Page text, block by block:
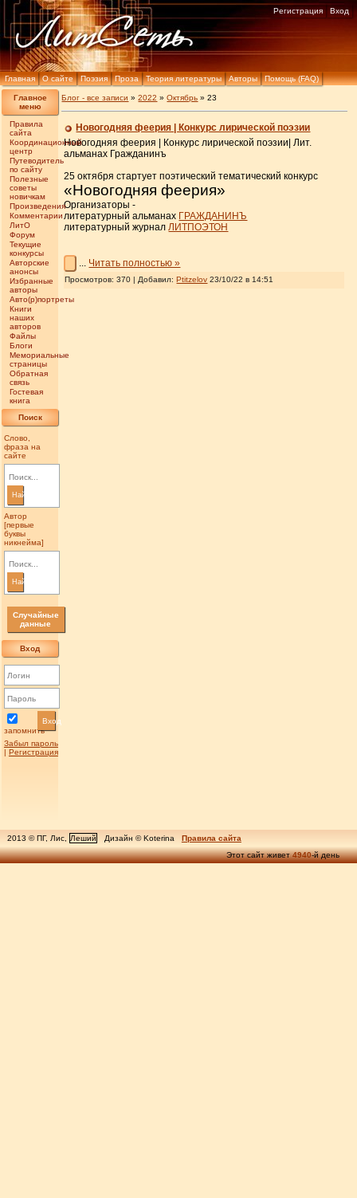
Главная О сайте Поэзия Проза Теория литературы Авторы Помощь (FAQ)
Регистрация Вход
Главное
меню
Правила
сайта
Координационный
центр
Путеводитель
по сайту
Полезные
советы
новичкам
Произведения
Комментарии
ЛитО
Форум
Текущие
конкурсы
Авторские
анонсы
Избранные
авторы
Авто(р)портреты
Книги
наших
авторов
Файлы
Блоги
Мемориальные
страницы
Обратная
связь
Гостевая
книга
Поиск
Слово,
фраза на
сайте
Найти
Автор
[первые
буквы
никнейма]
Найти
Случайные
данные
Вход
запомнить
Вход
Забыл пароль
| Регистрация
Блог - все записи »2022 » Октябрь » 23
Новогодняя феерия | Конкурс лирической поэзии
Новогодняя феерия | Конкурс лирической поэзии| Лит.
альманах Гражданинъ
25 октября стартует поэтический тематический конкурс
«Новогодняя феерия»
Организаторы -
литературный альманах ГРАЖДАНИНЪ
литературный журналЛИТПОЭТОН
Читать полностью »
Просмотров: 370 | Добавил:Ptitzelov 23/10/22 в 14:51
2013 © ПГ, Лис, Леший Дизайн © Koterina
Правила сайта
Этот сайт живет4940-й день